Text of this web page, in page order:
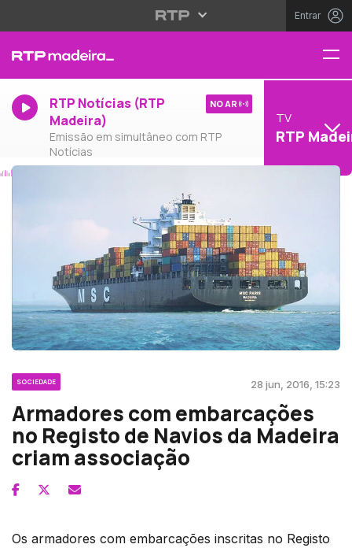
Entrar
RTP Notícias (RTP
Madeira)
Emissão em simultâneo com RTP
Notícias
NO AR
TV
RTP
SOCIEDADE 28 jun, 2016, 15:23
Armadores com embarcações
no Registo de Navios da Madeira
criam associação
Os armadores com embarcações inscritas no Registo